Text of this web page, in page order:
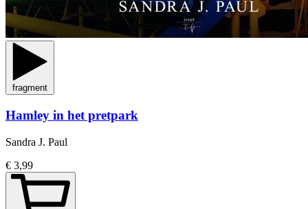
fragment
Hamley in het pretpark
Sandra J. Paul
€ 3,99